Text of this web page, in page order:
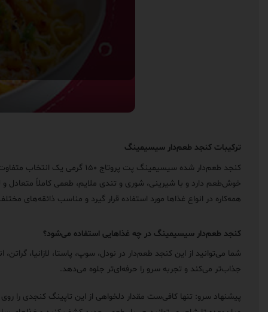
ترکیبات کنجد طعم‌دار سیسیمینگ
کنجد طعم‌دار شده سیسیمینگ پت پروتاج ۱۵۰ گرمی یک انتخاب متفاوت و خوش‌عطر برای کسانی‌ست که می‌خواهند غذاهای روزمره خود را به تجربه‌ای حرفه‌ای و جذاب تبدیل کنند. این
خوش‌طعم دارد و با شیرینی، شوری و تندی ملایم، طعمی کاملاً
همه‌کاره در انواع غذاها مورد استفاده قرار گیرد و مناسب ذائقه‌های
کنجد طعم‌دار سیسیمینگ در چه غذاهایی استفاده می‌شود؟
شما می‌توانید از این کنجد طعم‌دار در نودل، سوپ، پاستا، لازانیا،
جذاب‌تر می‌کند و تجربه سرو را حرفه‌ای‌تر جلوه می‌دهد.
پیشنهاد سرو: تنها کافی‌ست مقدار دلخواهی از این تاپینگ کنجدی را